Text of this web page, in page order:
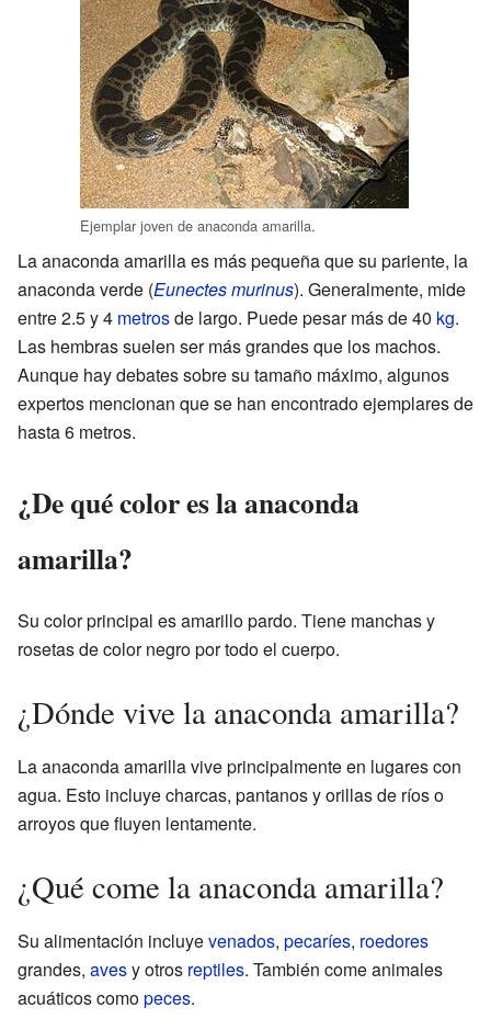
Ejemplar joven de anaconda amarilla.
La anaconda amarilla es más pequeña que su pariente, la
anaconda verde (Eunectes murinus). Generalmente, mide
entre 2.5 y 4 metrosde largo. Puede pesar más de 40 kg.
Las hembras suelen ser más grandes que los machos.
Aunque hay debates sobre su tamaño máximo, algunos
expertos mencionan que se han encontrado ejemplares de
hasta 6 metros.
¿De qué color es la anaconda
amarilla?
Su color principal es amarillo pardo. Tiene manchas y
rosetas de color negro por todo el cuerpo.
¿Dónde vive la anaconda amarilla?
La anaconda amarilla vive principalmente en lugares con
agua. Esto incluye charcas, pantanos y orillas de ríos o
arroyos que fluyen lentamente.
¿Qué come la anaconda amarilla?
Su alimentación incluyevenados, pecaríes, roedores
grandes, avesy otros reptiles. También come animales
acuáticos comopeces.